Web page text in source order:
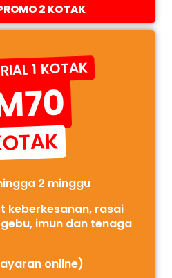
2 KOTAK
1 KOTAK
2 minggu
keberkesanan, rasai
imun dan tenaga
online)